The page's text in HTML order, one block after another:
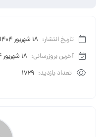
تاریخ انتشار: 18 شهریور 1404
آخرین بروزرسانی: 18 شهریور 1404
تعداد بازدید: 1729